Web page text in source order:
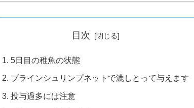
目次
5日目の稚魚の状態
ブラインシュリンプネットで漉しとって与えます
投与過多には注意